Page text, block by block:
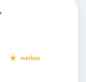
merken